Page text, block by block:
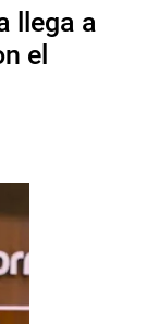
llega a
el